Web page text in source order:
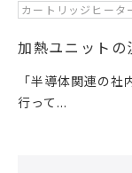
カートリッジヒータ
加熱ユニット
「半導体関連の
行って...